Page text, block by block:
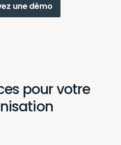
une démo
pour votre